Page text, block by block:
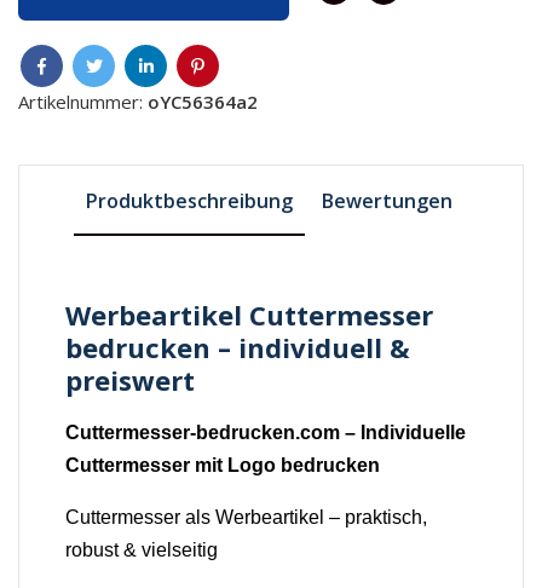
Artikelnummer: oYC56364a2
Produktbeschreibung Bewertungen
Werbeartikel Cuttermesser
bedrucken – individuell &
preiswert
Cuttermesser-bedrucken.com – Individuelle
Cuttermesser mit Logo bedrucken
Cuttermesser als Werbeartikel – praktisch,
robust & vielseitig